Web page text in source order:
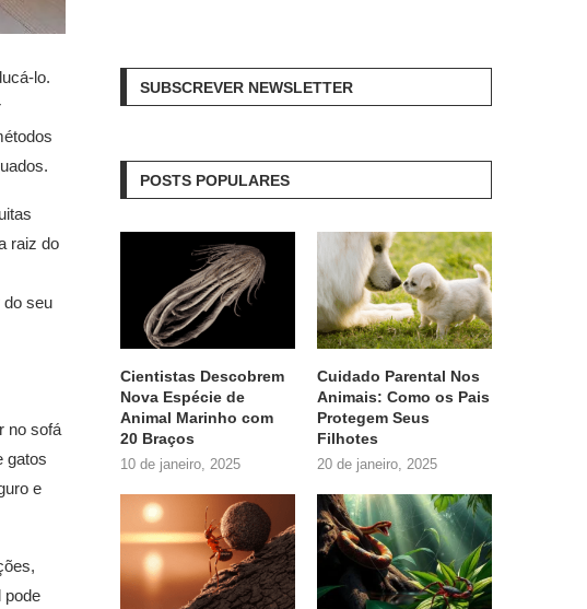
lo.
raiz do
do seu
no sofá
gatos
e
pode
SUBSCREVER NEWSLETTER
POSTS POPULARES
Cientistas Descobrem
Nova Espécie de
Animal Marinho com
20 Braços
10 de janeiro, 2025
Cuidado Parental Nos
Animais: Como os Pais
Protegem Seus
Filhotes
20 de janeiro, 2025